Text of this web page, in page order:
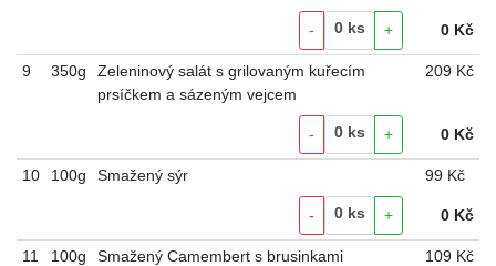
- 0 ks + 0 Kč
9 350g
Zeleninový salát s grilovaným kuřecím
prsíčkem a sázeným vejcem
209 Kč
- 0 ks + 0 Kč
10 100g Smažený sýr 99 Kč
- 0 ks + 0 Kč
11 100g Smažený Camembert s brusinkami 109 Kč